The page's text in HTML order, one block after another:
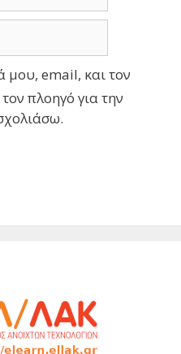
μου, email, και τον
πλοηγό για την